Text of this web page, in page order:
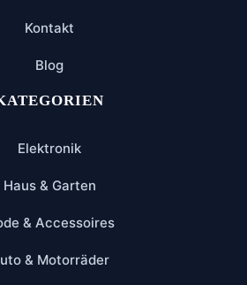
Kontakt
Blog
Elektronik
Haus & Garten
& Accessoires
& Motorräder